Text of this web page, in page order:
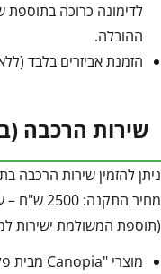
ההובלה.
הזמנת אביזרים בלבד
שירות הרכבה
ניתן להזמין שירות הרכבה
מחיר התקנה: 2500 ש"ח – ע"י מתקין מקצועי.
(תוספת המשולמת ישירות
מוצרי "Canopia מבית פלרם" מותאמים להרכבה עצמית.